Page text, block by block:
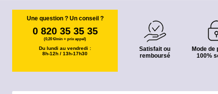
Une question ? Un conseil ?
0 820 35 35 35
(0,20 €/min + prix appel)
Du lundi au vendredi :
8h-12h / 13h-17h30
Satisfait ou
remboursé
Mode de
100%